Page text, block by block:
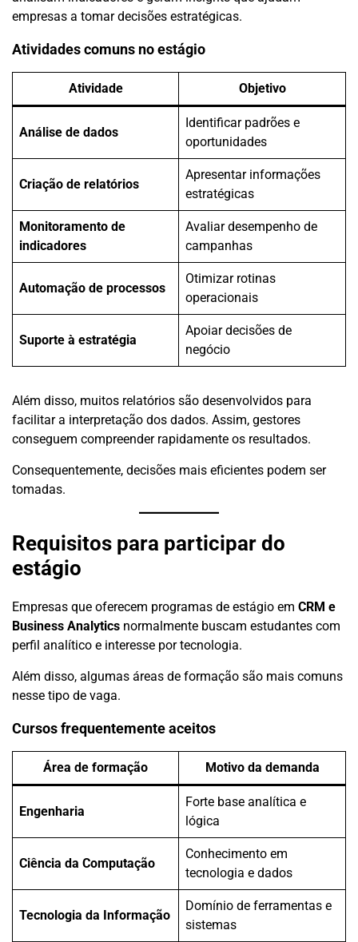
empresas a tomar decisões estratégicas.
Atividades comuns no estágio
Atividade Objetivo
Análise de dados
Identificar padrões e
oportunidades
Criação de relatórios
Apresentar informações
estratégicas
Monitoramento de
indicadores
Avaliar desempenho de
campanhas
Automação de processos
Otimizar rotinas
operacionais
Suporte à estratégia
Apoiar decisões de
negócio
Além disso, muitos relatórios são desenvolvidos para
facilitar a interpretação dos dados. Assim, gestores
conseguem compreender rapidamente os resultados.
Consequentemente, decisões mais eficientes podem ser
tomadas.
Requisitos para participar do
estágio
Empresas que oferecem programas de estágio em CRM e
Business Analytics normalmente buscam estudantes com
perfil analítico e interesse por tecnologia.
Além disso, algumas áreas de formação são mais comuns
nesse tipo de vaga.
Cursos frequentemente aceitos
Área de formação Motivo da demanda
Engenharia
Forte base analítica e
lógica
Ciência da Computação
Conhecimento em
tecnologia e dados
Tecnologia da Informação
Domínio de ferramentas e
sistemas